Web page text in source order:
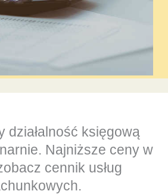
działalność księgową
Najniższe ceny w
cennik usług